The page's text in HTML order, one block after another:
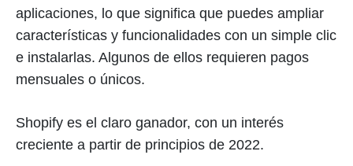
aplicaciones, lo que significa que puedes ampliar
características y funcionalidades con un simple clic
e instalarlas. Algunos de ellos requieren pagos
mensuales o únicos.
Shopify es el claro ganador, con un interés
creciente a partir de principios de 2022.